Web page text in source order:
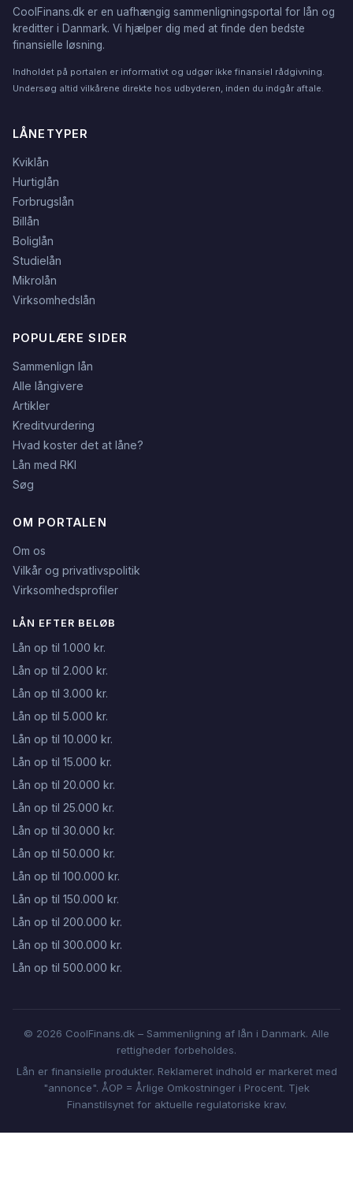
CoolFinans.dk er en uafhængig sammenligningsportal for lån og
kreditter i Danmark. Vi hjælper dig med at finde den bedste
finansielle løsning.
Indholdet på portalen er informativt og udgør ikke finansiel rådgivning.
Undersøg altid vilkårene direkte hos udbyderen, inden du indgår aftale.
LÅNETYPER
Kviklån
Hurtiglån
Forbrugslån
Billån
Boliglån
Studielån
Mikrolån
Virksomhedslån
POPULÆRE SIDER
Sammenlign lån
Alle långivere
Artikler
Kreditvurdering
Hvad koster det at låne?
Lån med RKI
Søg
OM PORTALEN
Om os
Vilkår og privatlivspolitik
Virksomhedsprofiler
LÅN EFTER BELØB
Lån op til 1.000 kr.
Lån op til 2.000 kr.
Lån op til 3.000 kr.
Lån op til 5.000 kr.
Lån op til 10.000 kr.
Lån op til 15.000 kr.
Lån op til 20.000 kr.
Lån op til 25.000 kr.
Lån op til 30.000 kr.
Lån op til 50.000 kr.
Lån op til 100.000 kr.
Lån op til 150.000 kr.
Lån op til 200.000 kr.
Lån op til 300.000 kr.
Lån op til 500.000 kr.
© 2026 CoolFinans.dk – Sammenligning af lån i Danmark. Alle
rettigheder forbeholdes.
Lån er finansielle produkter. Reklameret indhold er markeret med
"annonce". ÅOP = Årlige Omkostninger i Procent. Tjek
Finanstilsynet for aktuelle regulatoriske krav.